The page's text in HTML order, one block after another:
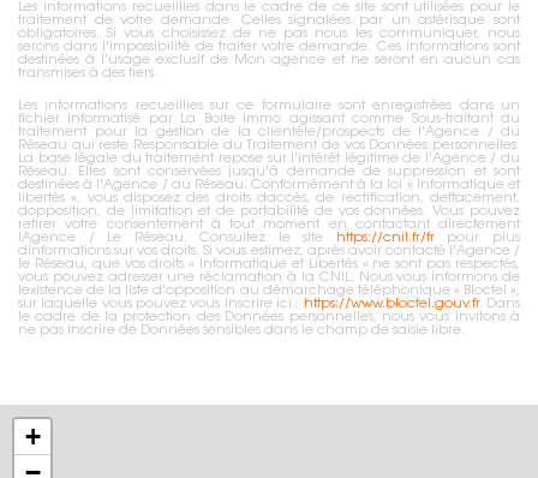
Les informations recueillies dans le cadre de ce site sont utilisées pour le
traitement de votre demande. Celles signalées par un astérisque sont
obligatoires. Si vous choisissez de ne pas nous les communiquer, nous
serons dans l'impossibilité de traiter votre demande. Ces informations sont
destinées à l'usage exclusif de Mon agence et ne seront en aucun cas
transmises à des tiers.
Les informations recueillies sur ce formulaire sont enregistrées dans un
fichier informatisé par La Boite Immo agissant comme Sous-traitant du
traitement pour la gestion de la clientèle/prospects de l'Agence / du
Réseau qui reste Responsable du Traitement de vos Données personnelles.
La base légale du traitement repose sur l'intérêt légitime de l'Agence / du
Réseau. Elles sont conservées jusqu'à demande de suppression et sont
destinées à l'Agence / au Réseau. Conformément à la loi « informatique et
libertés », vous disposez des droits daccès, de rectification, deffacement,
dopposition, de limitation et de portabilité de vos données. Vous pouvez
retirer votre consentement à tout moment en contactant directement
lAgence / Le Réseau. Consultez le site
https://cnil.fr/frpour plus
dinformations sur vos droits. Si vous estimez, après avoir contacté l'Agence /
le Réseau, que vos droits « Informatique et Libertés » ne sont pas respectés,
vous pouvez adresser une réclamation à la CNIL. Nous vous informons de
lexistence de la liste d'opposition au démarchage téléphonique « Bloctel »,
sur laquelle vous pouvez vous inscrire ici : https://www.bloctel.gouv.fr. Dans
le cadre de la protection des Données personnelles, nous vous invitons à
ne pas inscrire de Données sensibles dans le champ de saisie libre.
+